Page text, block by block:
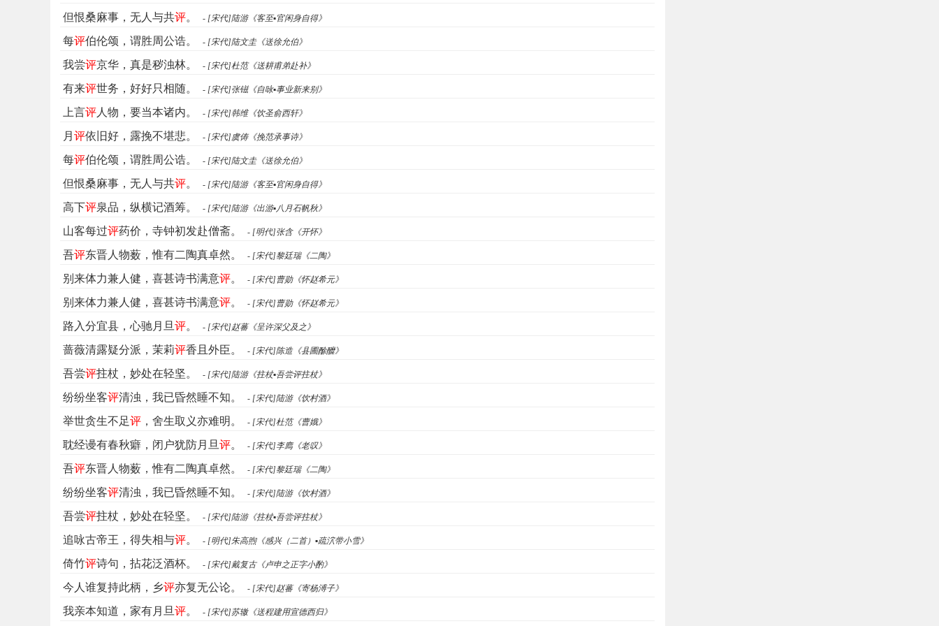
但恨桑麻事，无人与共评。 - [宋代]陆游《客至▪官闲身自得》
每评伯伦颂，谓胜周公诰。 - [宋代]陆文圭《送徐允伯》
我尝评京华，真是秽浊林。 - [宋代]杜范《送耕甫弟赴补》
有来评世务，好好只相随。 - [宋代]张镃《自咏▪事业新来别》
上言评 人物，要当本诸内。 - [宋代]韩维《饮圣俞西轩》
月 评依旧好，露挽不堪悲。 - [宋代]虞俦《挽范承事诗》
每评伯伦颂，谓胜周公诰。 - [宋代]陆文圭《送徐允伯》
但恨桑麻事，无人与共评。 - [宋代]陆游《客至▪官闲身自得》
高下评泉品，纵横记酒筹。 - [宋代]陆游《出游▪八月石帆秋》
山客每过评药价，寺钟初发赴僧斋。 - [明代]张含《开怀》
吾评东晋人物薮，惟有二陶真卓然。 - [宋代]黎廷瑞《二陶》
别来体力兼人健，喜甚诗书满意评。 - [宋代]曹勋《怀赵希元》
别来体力兼人健，喜甚诗书满意评。 - [宋代]曹勋《怀赵希元》
路入分宜县，心驰月旦评。 - [宋代]赵蕃《呈许深父及之》
蔷薇清露疑分派，茉莉评香且外臣。 - [宋代]陈造《县圃酴醾》
吾尝评拄杖，妙处在轻坚。 - [宋代]陆游《拄杖▪吾尝评拄杖》
纷纷坐客评清浊，我已昏然睡不知。 - [宋代]陆游《饮村酒》
举世贪生不足评 ，舍生取义亦难明。 - [宋代]杜范《曹娥》
耽经谩有春秋癖，闭户犹防月旦评。 - [宋代]李廌《老叹》
吾评东晋人物薮，惟有二陶真卓然。 - [宋代]黎廷瑞《二陶》
纷纷坐客评清浊，我已昏然睡不知。 - [宋代]陆游《饮村酒》
吾尝评拄杖，妙处在轻坚。 - [宋代]陆游《拄杖▪吾尝评拄杖》
追咏古帝王，得失相与评。 - [明代]朱高煦《感兴（二首）▪疏泬带小雪》
倚竹评诗句，拈花泛酒杯。 - [宋代]戴复古《卢申之正字小酌》
今人谁复持此柄，乡评亦复无公论。 - [宋代]赵蕃《寄杨溥子》
我亲本知道，家有月旦评。 - [宋代]苏辙《送程建用宣德西归》